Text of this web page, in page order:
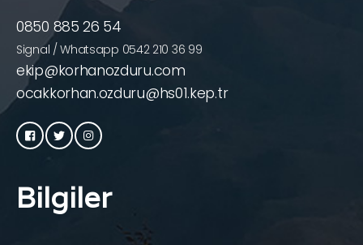
0850 885 26 54
Signal / Whatsapp 0542 210 36 99
ekip@korhanozduru.com
ocakkorhan.ozduru@hs01.kep.tr
Bilgiler